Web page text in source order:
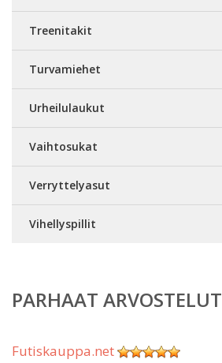
Treenitakit
Turvamiehet
Urheilulaukut
Vaihtosukat
Verryttelyasut
Vihellyspillit
PARHAAT ARVOSTELUT
Futiskauppa.net